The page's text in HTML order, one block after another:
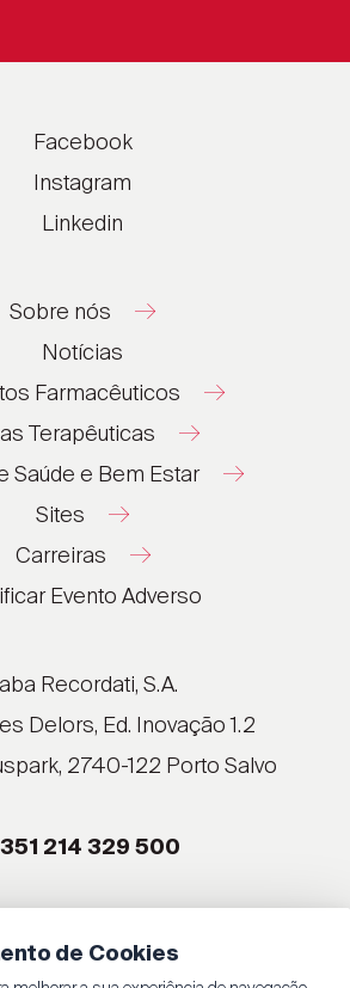
Facebook
Instagram
Linkedin
Sobre nós
Notícias
Farmacêuticos
Terapêuticas
Saúde e Bem Estar
Sites
®
®
®
®
Carreiras
Evento Adverso
Recordati, S.A.
Delors, Ed. Inovação 1.2
2740-122 Porto Salvo
214 329 500
Jaba Recordati, S.A.
de Cookies